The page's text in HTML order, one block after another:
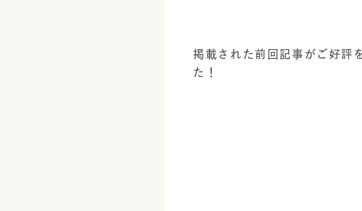
掲載された前回記事がご好評
た！